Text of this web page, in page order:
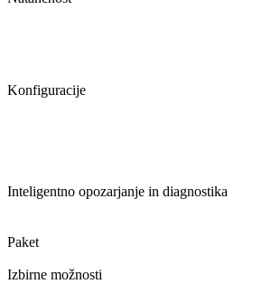
Konfiguracije
Inteligentno opozarjanje in diagnostika
Paket
Izbirne možnosti